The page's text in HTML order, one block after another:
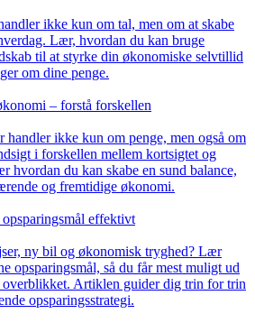
ikke kun om tal, men om at skabe
Lær, hvordan du kan bruge
til at styrke din økonomiske selvtillid
om dine penge.
– forstå forskellen
ikke kun om penge, men også om
i forskellen mellem kortsigtet og
hvordan du kan skabe en sund balance,
og fremtidige økonomi.
effektivt
ny bil og økonomisk tryghed? Lær
opsparingsmål, så du får mest muligt ud
overblikket. Artiklen guider dig trin for trin
opsparingsstrategi.